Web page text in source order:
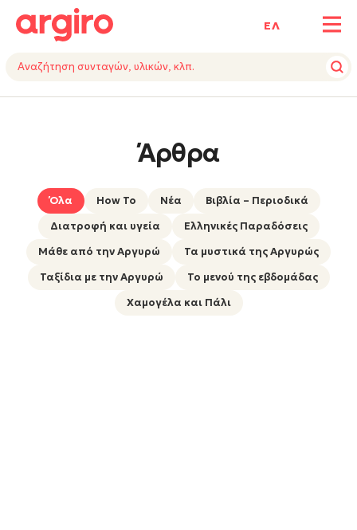
ΕΛ
Άρθρα
Όλα How To Nέα
Βιβλία – Περιοδικά
Διατροφή και υγεία
Ελληνικές Παραδόσεις
Μάθε από την Αργυρώ
Τα μυστικά της Αργυρώς
Ταξίδια με την Αργυρώ
Το μενού της εβδομάδας
Χαμογέλα και Πάλι